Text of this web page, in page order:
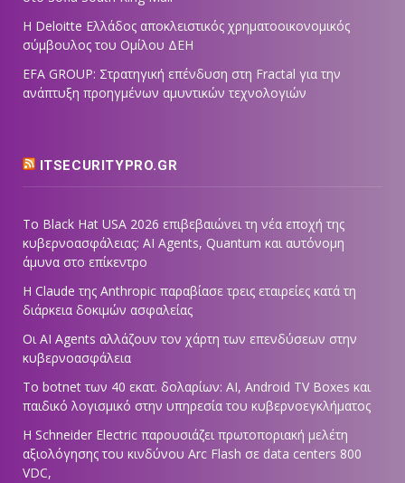
Η Deloitte Ελλάδος αποκλειστικός χρηματοοικονομικός
σύμβουλος του Ομίλου ΔΕΗ
EFA GROUP: Στρατηγική επένδυση στη Fractal για την
ανάπτυξη προηγμένων αμυντικών τεχνολογιών
ITSECURITYPRO.GR
Το Black Hat USA 2026 επιβεβαιώνει τη νέα εποχή της
κυβερνοασφάλειας: AI Agents, Quantum και αυτόνομη
άμυνα στο επίκεντρο
Η Claude της Anthropic παραβίασε τρεις εταιρείες κατά τη
διάρκεια δοκιμών ασφαλείας
Οι AI Agents αλλάζουν τον χάρτη των επενδύσεων στην
κυβερνοασφάλεια
Το botnet των 40 εκατ. δολαρίων: AI, Android TV Boxes και
παιδικό λογισμικό στην υπηρεσία του κυβερνοεγκλήματος
Η Schneider Electric παρουσιάζει πρωτοποριακή μελέτη
αξιολόγησης του κινδύνου Arc Flash σε data centers 800
VDC,